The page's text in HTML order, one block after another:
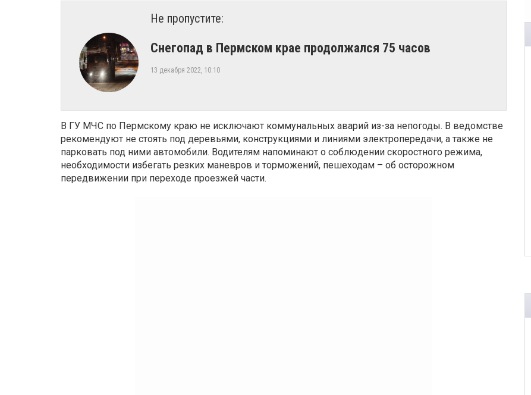
Не пропустите:
​Снегопад в Пермском крае продолжался 75 часов
13 декабря 2022, 10:10
В ГУ МЧС по Пермскому краю не исключают коммунальных аварий из-за непогоды. В ведомстве
рекомендуют не стоять под деревьями, конструкциями и линиями электропередачи, а также не
парковать под ними автомобили. Водителям напоминают о соблюдении скоростного режима,
необходимости избегать резких маневров и торможений, пешеходам – об осторожном
передвижении при переходе проезжей части.